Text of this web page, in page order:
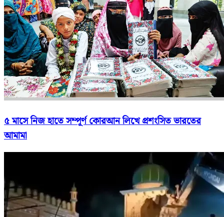
৫ মাসে নিজ হাতে সম্পূর্ণ কোরআন লিখে প্রশংসিত ভারতের
আমামা